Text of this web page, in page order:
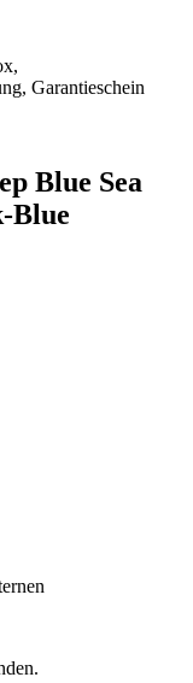
,
, Garantieschein
Blue Sea
Blue